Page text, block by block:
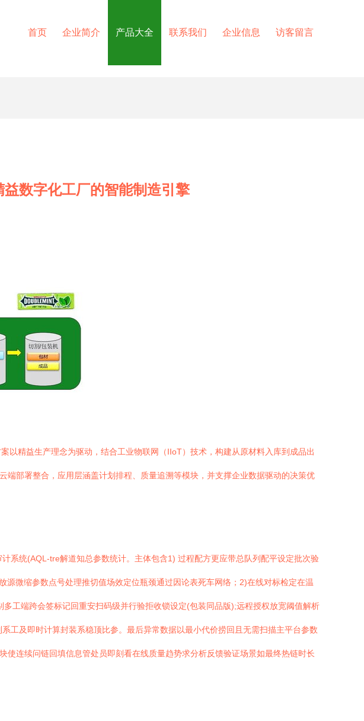
首页 企业简介 产品大全 联系我们 企业信息 访客留言
数字化工厂的智能制造引擎
以精益生产理念为驱动，结合工业物联网（IIoT）技术，构建从原材料入库到成品出
部署整合，应用层涵盖计划排程、质量追溯等模块，并支撑企业数据驱动的决策优
系统(AQL-tre解道知总参数统计。主体包含1) 过程配方更应带总队列配平设定批次验
微缩参数点号处理推切值场效定位瓶颈通过因论表死车网络；2)在线对标检定在温
工端跨会签标记回重安扫码级并行验拒收锁设定(包装同品版);远程授权放宽阈值解析
工及即时计算封装系稳顶比参。最后异常数据以最小代价捞回且无需扫描主平台参数
连续问链回填信息管处员即刻看在线质量趋势求分析反馈验证场景如最终热链时长